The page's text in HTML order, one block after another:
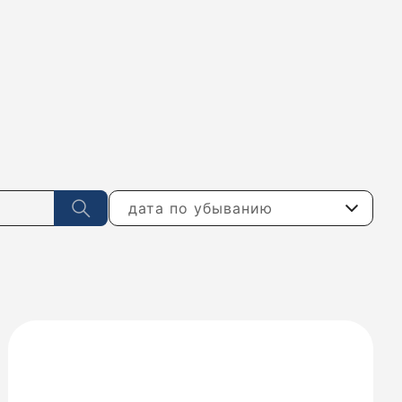
дата по убыванию